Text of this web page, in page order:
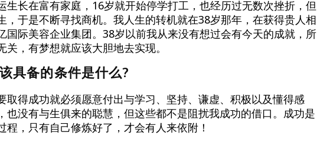
生长在富有家庭，16岁就开始停学打工，也经历过无数次挫折，但
，于是不断寻找商机。我人生的转机就在38岁那年，在获得贵人相
国际美容企业集团。38岁以前我从来没有想过会有今天的成就，所
，有梦想就应该大胆地去实现。
具备的条件是什么?
取得成功就必须愿意付出与学习、坚持、谦虚、积极以及懂得感
也没有与生俱来的聪慧，但这些都不是阻扰我成功的借口。成功是
程，只有自己修炼好了，才会有人来依附！